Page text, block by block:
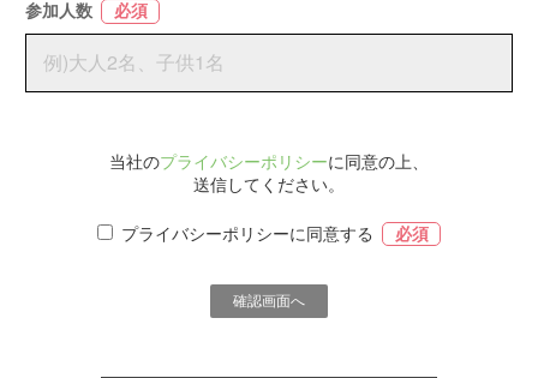
参加人数 必須
当社のプライバシーポリシーに同意の上、
送信してください。
プライバシーポリシーに同意する 必須